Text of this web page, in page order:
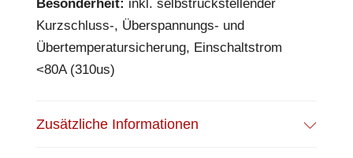
Besonderheit: inkl. selbstrückstellender
Kurzschluss-, Überspannungs- und
Übertemperatursicherung, Einschaltstrom
<80A (310us)
Zusätzliche Informationen